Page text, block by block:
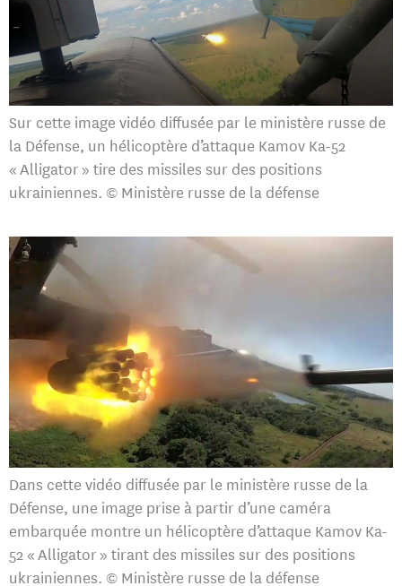
Sur cette image vidéo diffusée par le ministère russe de
la Défense, un hélicoptère d’attaque Kamov Ka-52
« Alligator » tire des missiles sur des positions
ukrainiennes. © Ministère russe de la défense
Dans cette vidéo diffusée par le ministère russe de la
Défense, une image prise à partir d’une caméra
embarquée montre un hélicoptère d’attaque Kamov Ka-
52 « Alligator » tirant des missiles sur des positions
ukrainiennes. © Ministère russe de la défense